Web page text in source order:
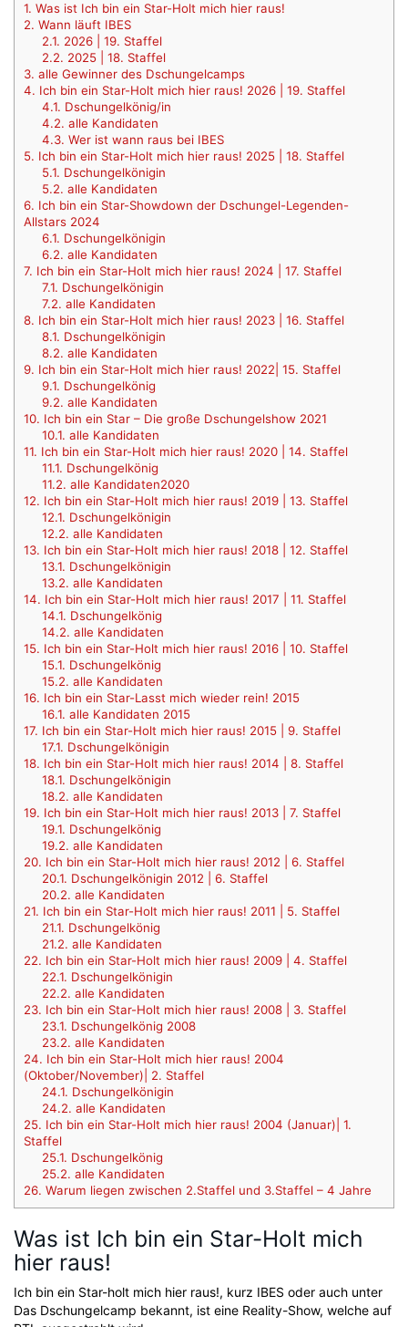
1. Was ist Ich bin ein Star-Holt mich hier raus!
2. Wann läuft IBES
2.1. 2026 | 19. Staffel
2.2. 2025 | 18. Staffel
3. alle Gewinner des Dschungelcamps
4. Ich bin ein Star-Holt mich hier raus! 2026 | 19. Staffel
4.1. Dschungelkönig/in
4.2. alle Kandidaten
4.3. Wer ist wann raus bei IBES
5. Ich bin ein Star-Holt mich hier raus! 2025 | 18. Staffel
5.1. Dschungelkönigin
5.2. alle Kandidaten
6. Ich bin ein Star-Showdown der Dschungel-Legenden-
Allstars 2024
6.1. Dschungelkönigin
6.2. alle Kandidaten
7. Ich bin ein Star-Holt mich hier raus! 2024 | 17. Staffel
7.1. Dschungelkönigin
7.2. alle Kandidaten
8. Ich bin ein Star-Holt mich hier raus! 2023 | 16. Staffel
8.1. Dschungelkönigin
8.2. alle Kandidaten
9. Ich bin ein Star-Holt mich hier raus! 2022| 15. Staffel
9.1. Dschungelkönig
9.2. alle Kandidaten
10. Ich bin ein Star – Die große Dschungelshow 2021
10.1. alle Kandidaten
11. Ich bin ein Star-Holt mich hier raus! 2020 | 14. Staffel
11.1. Dschungelkönig
11.2. alle Kandidaten2020
12. Ich bin ein Star-Holt mich hier raus! 2019 | 13. Staffel
12.1. Dschungelkönigin
12.2. alle Kandidaten
13. Ich bin ein Star-Holt mich hier raus! 2018 | 12. Staffel
13.1. Dschungelkönigin
13.2. alle Kandidaten
14. Ich bin ein Star-Holt mich hier raus! 2017 | 11. Staffel
14.1. Dschungelkönig
14.2. alle Kandidaten
15. Ich bin ein Star-Holt mich hier raus! 2016 | 10. Staffel
15.1. Dschungelkönig
15.2. alle Kandidaten
16. Ich bin ein Star-Lasst mich wieder rein! 2015
16.1. alle Kandidaten 2015
17. Ich bin ein Star-Holt mich hier raus! 2015 | 9. Staffel
17.1. Dschungelkönigin
18. Ich bin ein Star-Holt mich hier raus! 2014 | 8. Staffel
18.1. Dschungelkönigin
18.2. alle Kandidaten
19. Ich bin ein Star-Holt mich hier raus! 2013 | 7. Staffel
19.1. Dschungelkönig
19.2. alle Kandidaten
20. Ich bin ein Star-Holt mich hier raus! 2012 | 6. Staffel
20.1. Dschungelkönigin 2012 | 6. Staffel
20.2. alle Kandidaten
21. Ich bin ein Star-Holt mich hier raus! 2011 | 5. Staffel
21.1. Dschungelkönig
21.2. alle Kandidaten
22. Ich bin ein Star-Holt mich hier raus! 2009 | 4. Staffel
22.1. Dschungelkönigin
22.2. alle Kandidaten
23. Ich bin ein Star-Holt mich hier raus! 2008 | 3. Staffel
23.1. Dschungelkönig 2008
23.2. alle Kandidaten
24. Ich bin ein Star-Holt mich hier raus! 2004
(Oktober/November)| 2. Staffel
24.1. Dschungelkönigin
24.2. alle Kandidaten
25. Ich bin ein Star-Holt mich hier raus! 2004 (Januar)| 1.
Staffel
25.1. Dschungelkönig
25.2. alle Kandidaten
26. Warum liegen zwischen 2.Staffel und 3.Staffel – 4 Jahre
Was ist Ich bin ein Star-Holt mich
hier raus!
Ich bin ein Star-holt mich hier raus!, kurz IBES oder auch unter
Das Dschungelcamp bekannt, ist eine Reality-Show, welche auf